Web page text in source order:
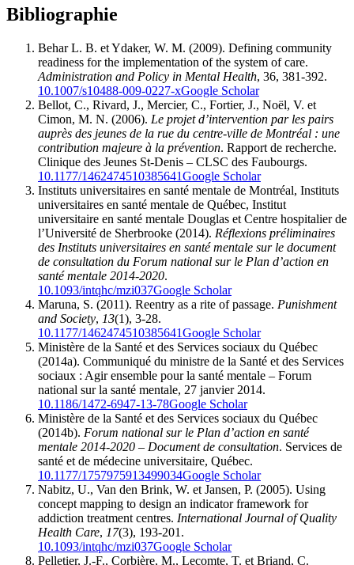
Bibliographie
Behar L. B. et Ydaker, W. M. (2009). Defining community
readiness for the implementation of the system of care.
Administration and Policy in Mental Health, 36, 381-392.
10.1007/s10488-009-0227-xGoogle Scholar
Bellot, C., Rivard, J., Mercier, C., Fortier, J., Noël, V. et
Cimon, M. N. (2006). Le projet d’intervention par les pairs
auprès des jeunes de la rue du centre-ville de Montréal : une
contribution majeure à la prévention. Rapport de recherche.
Clinique des Jeunes St-Denis – CLSC des Faubourgs.
10.1177/1462474510385641Google Scholar
Instituts universitaires en santé mentale de Montréal, Instituts
universitaires en santé mentale de Québec, Institut
universitaire en santé mentale Douglas et Centre hospitalier de
l’Université de Sherbrooke (2014). Réflexions préliminaires
des Instituts universitaires en santé mentale sur le document
de consultation du Forum national sur le Plan d’action en
santé mentale 2014-2020.
10.1093/intqhc/mzi037Google Scholar
Maruna, S. (2011). Reentry as a rite of passage. Punishment
and Society, 13(1), 3-28.
10.1177/1462474510385641Google Scholar
Ministère de la Santé et des Services sociaux du Québec
(2014a). Communiqué du ministre de la Santé et des Services
sociaux : Agir ensemble pour la santé mentale – Forum
national sur la santé mentale, 27 janvier 2014.
10.1186/1472-6947-13-78Google Scholar
Ministère de la Santé et des Services sociaux du Québec
(2014b). Forum national sur le Plan d’action en santé
mentale 2014-2020 – Document de consultation. Services de
santé et de médecine universitaire, Québec.
10.1177/1757975913499034Google Scholar
Nabitz, U., Van den Brink, W. et Jansen, P. (2005). Using
concept mapping to design an indicator framework for
addiction treatment centres. International Journal of Quality
Health Care, 17(3), 193-201.
10.1093/intqhc/mzi037Google Scholar
Pelletier, J.-F., Corbière, M., Lecomte, T. et Briand, C.